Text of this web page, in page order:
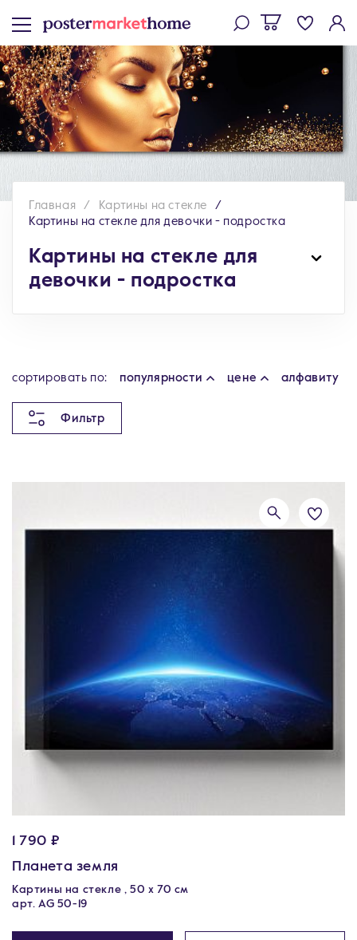
Главная
Картины на стекле
Картины на стекле для девочки - подростка
Картины на стекле для
девочки - подростка
cортировать по: популярности цене алфавиту
Фильтр
1 790 ₽
Планета земля
Картины на стекле , 50 х 70 см
арт. AG 50-19